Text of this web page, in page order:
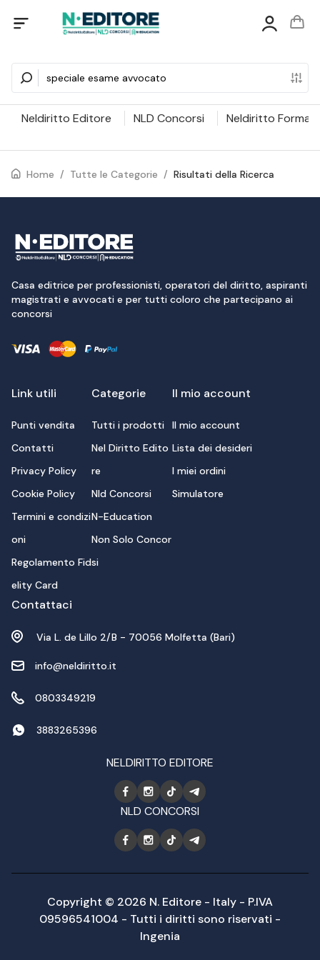
Neldiritto Editore NLD Concorsi Neldiritto
Home / Tutte le Categorie / Risultati della Ricerca
Casa editrice per professionisti, operatori del diritto, aspiranti
magistrati e avvocati e per tutti coloro che partecipano ai
concorsi
Link utili
Punti vendita
Contatti
Privacy Policy
Cookie Policy
Termini e condizi
oni
Regolamento Fid
elity Card
Categorie
Tutti i prodotti
Nel Diritto Edito
re
Nld Concorsi
N-Education
Non Solo Concor
si
Il mio account
Il mio account
Lista dei desideri
I miei ordini
Simulatore
Contattaci
Via L. de Lillo 2/B - 70056 Molfetta (Bari)
info@neldiritto.it
0803349219
3883265396
NELDIRITTO EDITORE
NLD CONCORSI
Copyright © 2026 N. Editore - Italy - P.IVA
09596541004 - Tutti i diritti sono riservati -
Ingenia